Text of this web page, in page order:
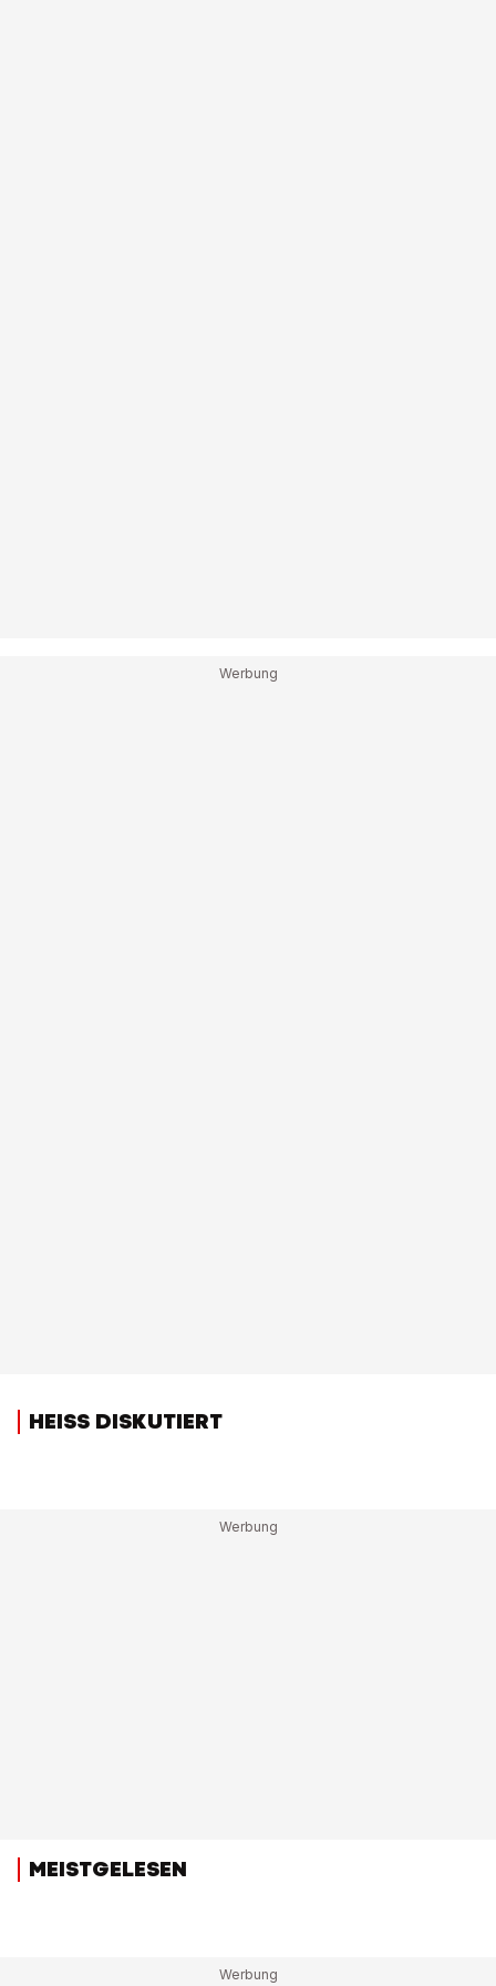
HEISS DISKUTIERT
MEISTGELESEN